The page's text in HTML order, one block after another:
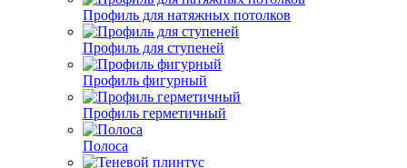
Профиль для натяжных потолков
Профиль для ступеней
Профиль фигурный
Профиль герметичный
Полоса